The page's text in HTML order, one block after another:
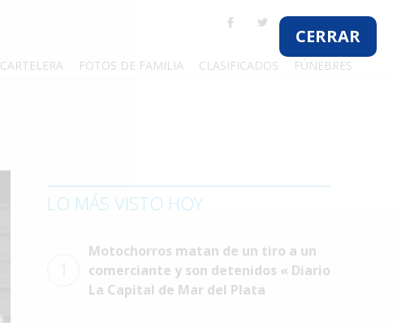
CERRAR
CARTELERA FOTOS DE FAMILIA CLASIFICADOS FÚNEBRES
LO MÁS VISTO HOY
Motochorros matan de un tiro a un
comerciante y son detenidos « Diario
La Capital de Mar del Plata